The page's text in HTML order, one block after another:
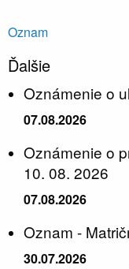
Oznam
Ďalšie
Oznámenie o
07.08.2026
Oznámenie o
10. 08. 2026
07.08.2026
Oznam -
30.07.2026